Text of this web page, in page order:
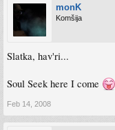
monK
Komšija
Slatka, hav'ri...
Soul Seek here I come
Feb 14, 2008